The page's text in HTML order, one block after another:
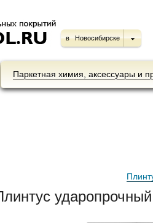
в Новосибирске
Паркетная химия, аксессуары и